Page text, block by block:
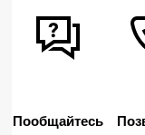
Пообщайтесь